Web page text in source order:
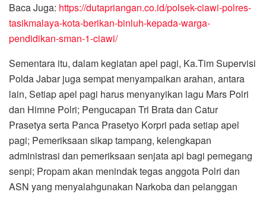
Baca Juga: https://dutapriangan.co.id/polsek-ciawi-polres-
tasikmalaya-kota-berikan-binluh-kepada-warga-
pendidikan-sman-1-ciawi/
Sementara itu, dalam kegiatan apel pagi, Ka.Tim Supervisi
Polda Jabar juga sempat menyampaikan arahan, antara
lain, Setiap apel pagi harus menyanyikan lagu Mars Polri
dan Himne Polri; Pengucapan Tri Brata dan Catur
Prasetya serta Panca Prasetyo Korpri pada setiap apel
pagi; Pemeriksaan sikap tampang, kelengkapan
administrasi dan pemeriksaan senjata api bagi pemegang
senpi; Propam akan menindak tegas anggota Polri dan
ASN yang menyalahgunakan Narkoba dan pelanggan